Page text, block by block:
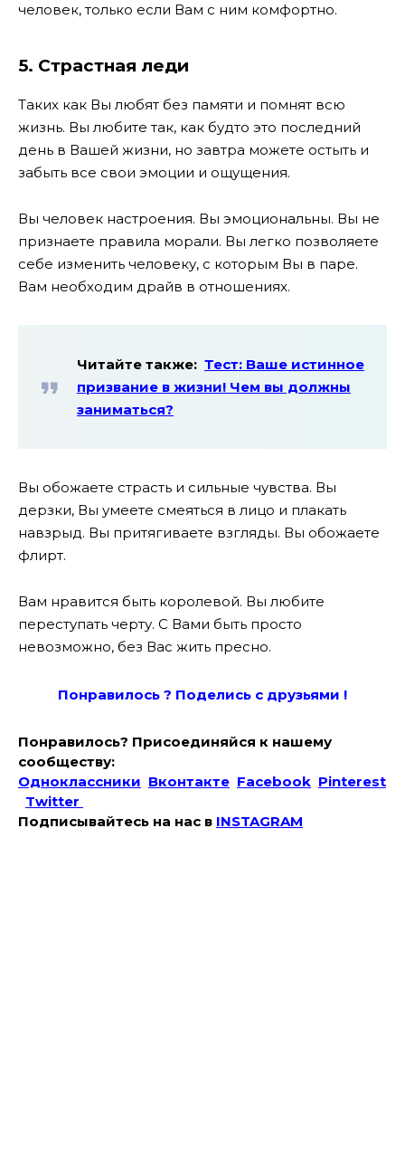
человек, только если Вам с ним комфортно.
5. Страстная леди
Таких как Вы любят без памяти и помнят всю
жизнь. Вы любите так, как будто это последний
день в Вашей жизни, но завтра можете остыть и
забыть все свои эмоции и ощущения.
Вы человек настроения. Вы эмоциональны. Вы не
признаете правила морали. Вы легко позволяете
себе изменить человеку, с которым Вы в паре.
Вам необходим драйв в отношениях.
Читайте также: Тест: Ваше истинное
призвание в жизни! Чем вы должны
заниматься?
Вы обожаете страсть и сильные чувства. Вы
дерзки, Вы умеете смеяться в лицо и плакать
навзрыд. Вы притягиваете взгляды. Вы обожаете
флирт.
Вам нравится быть королевой. Вы любите
переступать черту. С Вами быть просто
невозможно, без Вас жить пресно.
Понравилось ? Поделись с друзьями !
Понравилось? Присоединяйся к нашему
сообществу:
Одноклассники Вконтакте Facebook Pinterest
Twitter
Подписывайтесь на наc в INSTAGRAM